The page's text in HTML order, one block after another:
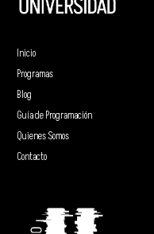
Inicio
Programas
Blog
Guía de Programación
Quienes Somos
Contacto